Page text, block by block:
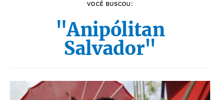
VOCÊ BUSCOU:
"Anipólitan
Salvador"